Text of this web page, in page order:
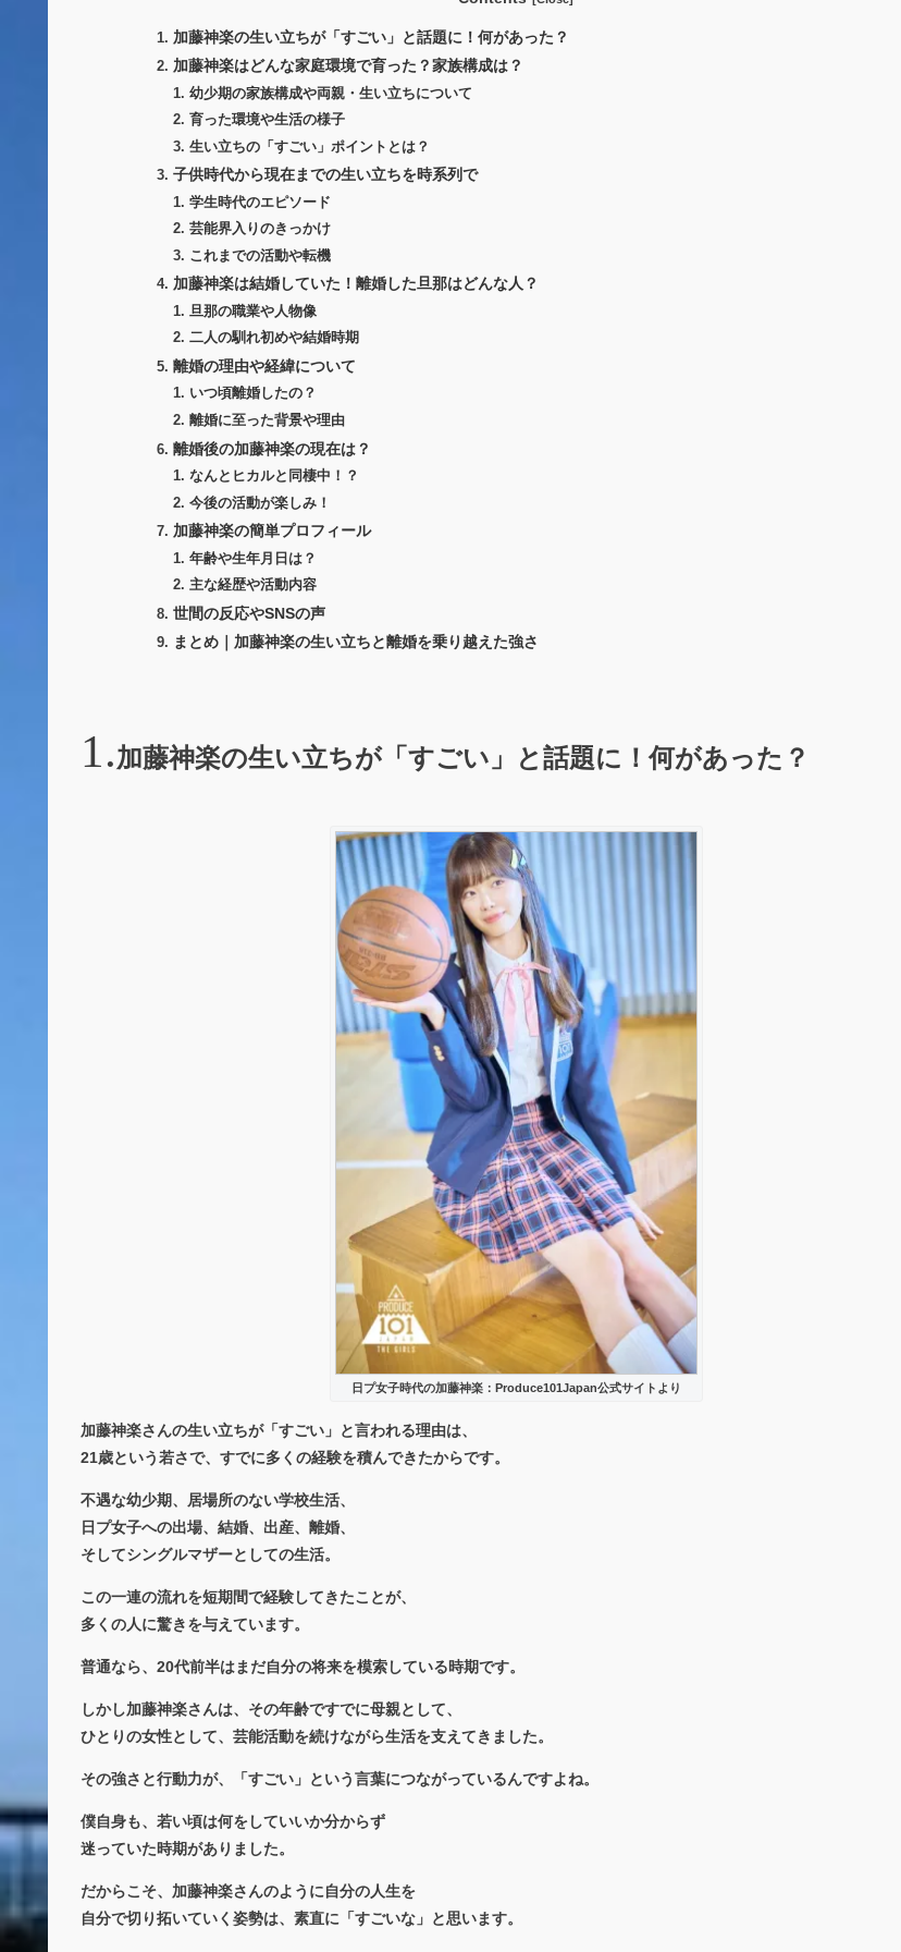
加藤神楽の生い立ちが「すごい」と話題に！何があった？
加藤神楽はどんな家庭環境で育った？家族構成は？
幼少期の家族構成や両親・生い立ちについて
育った環境や生活の様子
生い立ちの「すごい」ポイントとは？
子供時代から現在までの生い立ちを時系列で
学生時代のエピソード
芸能界入りのきっかけ
これまでの活動や転機
加藤神楽は結婚していた！離婚した旦那はどんな人？
旦那の職業や人物像
二人の馴れ初めや結婚時期
離婚の理由や経緯について
いつ頃離婚したの？
離婚に至った背景や理由
離婚後の加藤神楽の現在は？
なんとヒカルと同棲中！？
今後の活動が楽しみ！
加藤神楽の簡単プロフィール
年齢や生年月日は？
主な経歴や活動内容
世間の反応やSNSの声
まとめ｜加藤神楽の生い立ちと離婚を乗り越えた強さ
加藤神楽の生い立ちが「すごい」と話題に！何があった？
日プ女子時代の加藤神楽：Produce101Japan公式サイトより
加藤神楽さんの生い立ちが「すごい」と言われる理由は、
21歳という若さで、すでに多くの経験を積んできたからです。
不遇な幼少期、居場所のない学校生活、
日プ女子への出場、結婚、出産、離婚、
そしてシングルマザーとしての生活。
この一連の流れを短期間で経験してきたことが、
多くの人に驚きを与えています。
普通なら、20代前半はまだ自分の将来を模索している時期です。
しかし加藤神楽さんは、その年齢ですでに母親として、
ひとりの女性として、芸能活動を続けながら生活を支えてきました。
その強さと行動力が、「すごい」という言葉につながっているんですよね。
僕自身も、若い頃は何をしていいか分からず
迷っていた時期がありました。
だからこそ、加藤神楽さんのように自分の人生を
自分で切り拓いていく姿勢は、素直に「すごいな」と思います。